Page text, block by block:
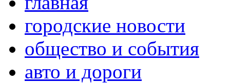
городские новости
общество и события
авто и дороги